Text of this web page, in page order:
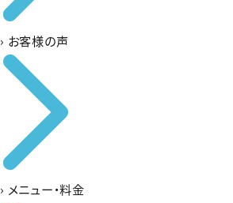
› お客様の声
› メニュー・料金